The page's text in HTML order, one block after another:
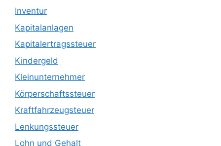
Inventur
Kapitalanlagen
Kapitalertragssteuer
Kindergeld
Kleinunternehmer
Körperschaftssteuer
Kraftfahrzeugsteuer
Lenkungssteuer
Lohn und Gehalt